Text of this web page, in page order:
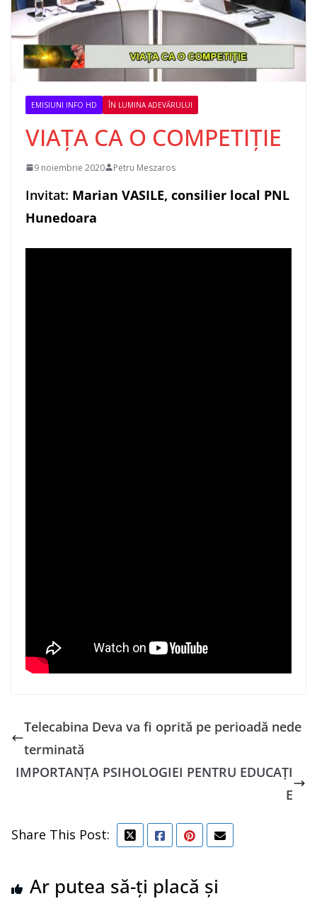
EMISIUNI INFO HD ÎN LUMINA ADEVĂRULUI
VIAȚA CA O COMPETIȚIE
9 noiembrie 2020 Petru Meszaros
Invitat: Marian VASILE, consilier local PNL
Hunedoara
Telecabina Deva va fi oprită pe perioadă nede
terminată
IMPORTANȚA PSIHOLOGIEI PENTRU EDUCAȚI
E
Share This Post:
Ar putea să-ți placă și